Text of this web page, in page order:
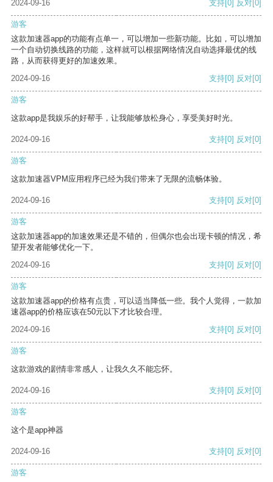
2024-09-16 支持 [0] 反对 [0]
游客
这款加速器app的功能有点单一，可以增加一些新功能。比如，可以增加
一个自动切换线路的功能，这样就可以根据网络情况自动选择最优的线
路，从而获得更好的加速效果。
2024-09-16
支持[0] 反对[0]
游客
这款app是我娱乐的好帮手，让我能够放松身心，享受美好时光。
2024-09-16 支持[0] 反对[0]
游客
这款加速器VPM应用程序已经为我们带来了无限的流畅体验。
2024-09-16 支持[0] 反对[0]
游客
这款加速器app的加速效果还是不错的，但偶尔也会出现卡顿的情况，希
望开发者能够优化一下。
2024-09-16
支持[0] 反对[0]
游客
这款加速器app的价格有点贵，可以适当降低一些。我个人觉得，一款加
速器app的价格应该在50元以下才比较合理。
2024-09-16
支持[0] 反对[0]
游客
这款游戏的剧情非常感人，让我久久不能忘怀。
2024-09-16 支持[0] 反对[0]
游客
这个是app神器
2024-09-16 支持[0] 反对[0]
游客